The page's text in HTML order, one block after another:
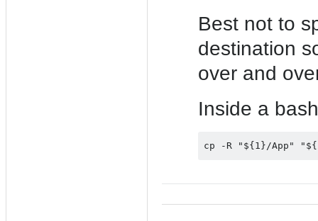
Best not to
destination
over and
Inside a
cp -R "${1}/App"